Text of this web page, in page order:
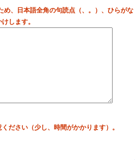
め、日本語全角の句読点（、。）、ひらがな
します。
ださい（少し、時間がかかります）。